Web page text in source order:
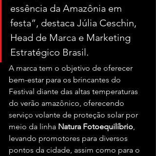
essência da Amazônia em
festa”, destaca Júlia Ceschin,
Head de Marca e Marketing
Estratégico Brasil.
A marca tem o objetivo de oferecer
bem-estar para os brincantes do
Festival diante das altas temperaturas
do verão amazônico, oferecendo
serviço volante de proteção solar por
meio da linha Natura Fotoequilíbrio
levando promotores para diversos
pontos da cidade, assim como para o